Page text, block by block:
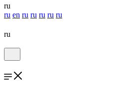
ru
ru en ru ru ru ru ru
ru